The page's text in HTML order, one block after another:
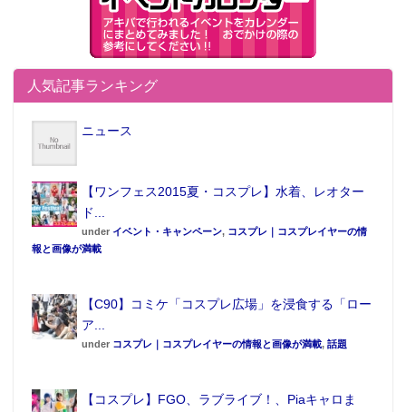
人気記事ランキング
ニュース
【ワンフェス2015夏・コスプレ】水着、レオター
ド...
under イベント・キャンペーン, コスプレ｜コスプレイヤーの情
報と画像が満載
【C90】コミケ「コスプレ広場」を浸食する「ロー
ア...
under コスプレ｜コスプレイヤーの情報と画像が満載, 話題
【コスプレ】FGO、ラブライブ！、Piaキャロま